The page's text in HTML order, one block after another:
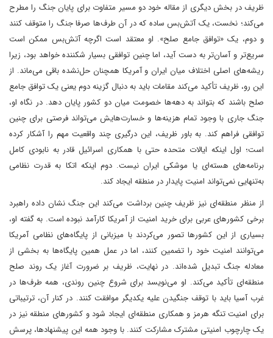
ظریف در بخش دیگری از مقاله خود دو مسیر متفاوت برای پایان جنگ را مطرح
می‌کند؛ نخست، یک آتش‌بس ساده که در آن طرف‌ها صرفا جنگ را متوقف کنند
و دوم، یک «توافق جامع صلح». او معتقد است اگرچه آتش‌بس ممکن است
سریع‌تر و آسان‌تر به دست آید، اما چنین توافقی بسیار شکننده خواهد بود، زیرا
ریشه‌های اصلی اختلاف میان ایران و آمریکا همچنان حل‌نشده باقی می‌ماند. از
این رو، ظریف تأکید می‌کند مقامات باید به دنبال گزینه دوم یعنی یک توافق جامع
صلح باشند که بتواند به دهه‌ها خصومت میان دو کشور پایان دهد. در نگاه او،
جنگ جاری با وجود تمام هزینه‌ها و خسارت‌هایش می‌تواند فرصتی برای چنین
توافقی فراهم کند. به باور ظریف، این درگیری چند واقعیت مهم را آشکار کرده
است؛ اول اینکه ایالات متحده حتی با همکاری اسرائیل قادر به نابودی کامل
برنامه‌های هسته‌ای یا موشکی ایران نیست. دوم اینکه اتکا به قدرت نظامی
به‌تنهایی نمی‌تواند امنیت پایدار در منطقه ایجاد کند.
از منظر منطقه‌ای نیز ظریف چنین برداشت می‌کند این جنگ نشان داده راهبرد
برخی کشورهای عربی برای خرید امنیت از آمریکا کارآمد نبوده است. به گفته او،
بسیاری از این کشورها تصور می‌کردند با میزبانی از پایگاه‌های نظامی آمریکا
می‌توانند امنیت خود را تضمین کنند، اما در عمل همین پایگاه‌ها به بخشی از
معادله جنگ تبدیل شده‌اند. در نهایت، ظریف بر ضرورت آغاز یک روند صلح
منطقه‌ای تأکید می‌کند. او می‌نویسد برای شروع چنین روندی، همه طرف‌ها در
غرب آسیا باید با توقف جنگیدن علیه یکدیگر موافقت کنند. در کنار آن، ترتیباتی
برای امنیت تنگه هرمز و همکاری منطقه‌ای ایجاد شود و کشورهای منطقه نیز در
یک چارچوب امنیتی مشترک مشارکت کنند. با وجود همه این پیشنهادها، پرسش